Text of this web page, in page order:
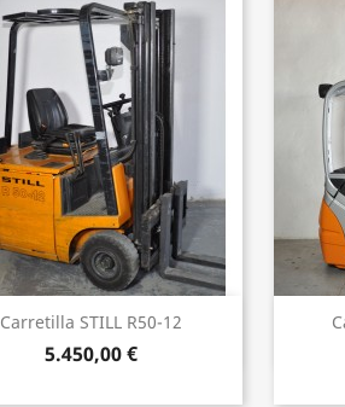
Carretilla STILL R50-12
5.450,00 €
Vista rápida